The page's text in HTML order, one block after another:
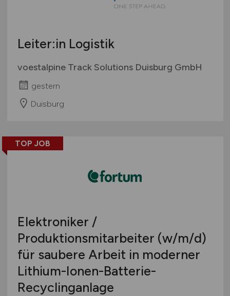
Leiter:in Logistik
voestalpine Track Solutions Duisburg GmbH
gestern
Duisburg
TOP JOB
Elektroniker /
Produktionsmitarbeiter (w/m/d)
für saubere Arbeit in moderner
Lithium-Ionen-Batterie-
Recyclinganlage